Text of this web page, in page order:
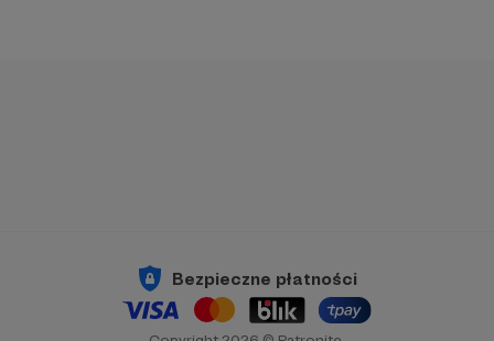
Bezpieczne płatności